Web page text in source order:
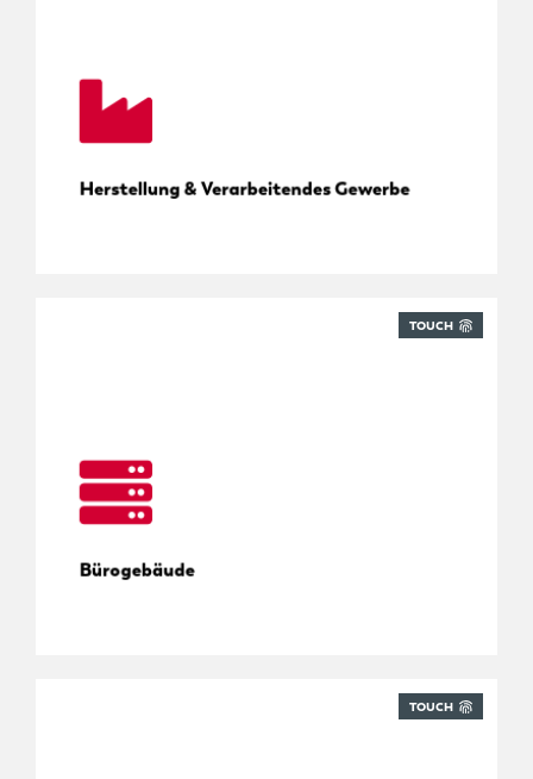
Herstellung & Verarbeitendes Gewerbe
Werkzeuge und Equipment
TOUCH
Bürogebäude
TOUCH